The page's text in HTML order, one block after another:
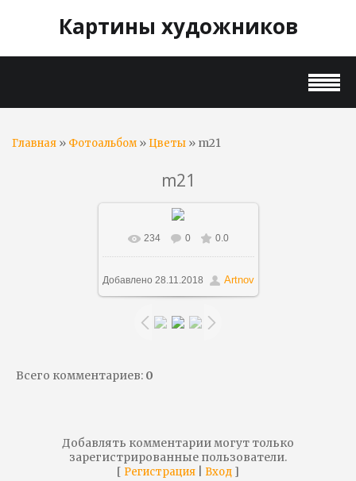
Картины художников
Главная » Фотоальбом» Цветы » m21
m21
В реальном размере
707x1066 / 127.9Kb
234 0 0.0
Добавлено 28.11.2018 Artnov
Всего комментариев: 0
Добавлять комментарии могут только
зарегистрированные пользователи.
[ Регистрация Вход ]